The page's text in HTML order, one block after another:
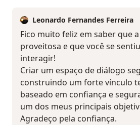
Leonardo Fernandes Ferreira
Fico muito feliz em saber que
proveitosa e que você se
interagir!
Criar um espaço de diálogo
construindo um forte vínculo
baseado em confiança e
um dos meus principais
Agradeço pela confiança.